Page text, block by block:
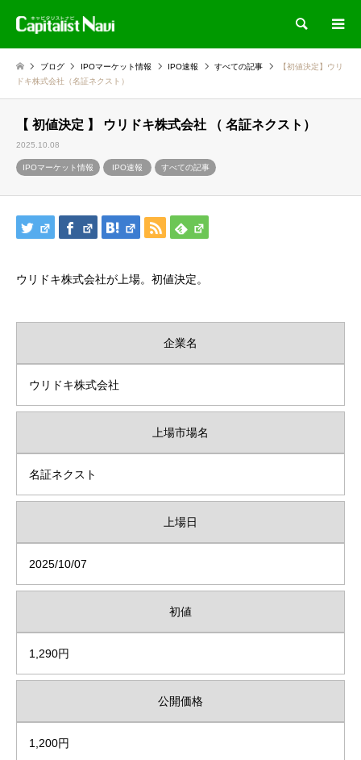
検索
ブログ IPOマーケット情報 IPO速報 すべての記事
【初値決定】ウリ
ドキ株式会社（名証ネクスト）
【 初値決定 】 ウリドキ株式会社 （ 名証ネクスト）
2025.10.08
IPOマーケット情報 IPO速報 すべての記事
ウリドキ株式会社が上場。初値決定。
企業名
ウリドキ株式会社
上場市場名
名証ネクスト
上場日
2025/10/07
初値
1,290円
公開価格
1,200円